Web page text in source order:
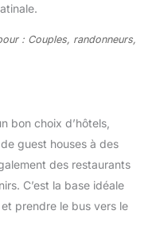
: Couples, randonneurs,
bon choix d’hôtels,
guest houses à des
des restaurants
C’est la base idéale
prendre le bus vers le